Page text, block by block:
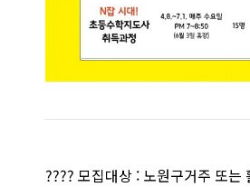
???? 모집대상 : 노원구거주 또는